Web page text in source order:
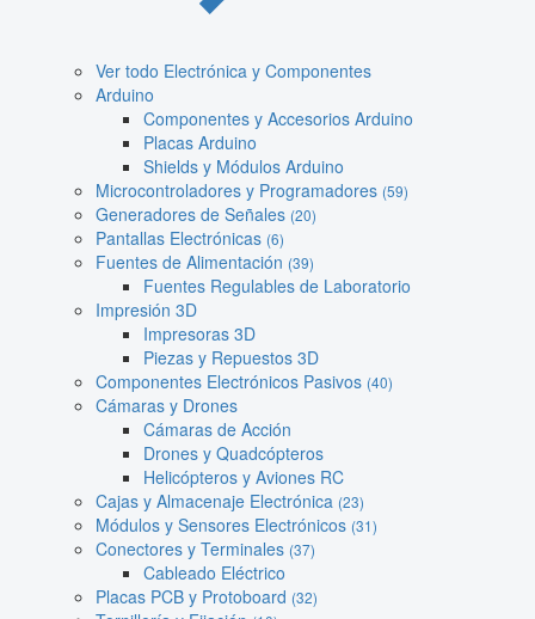
Ver todo Electrónica y Componentes
Arduino
Componentes y Accesorios Arduino
Placas Arduino
Shields y Módulos Arduino
Microcontroladores y Programadores (59)
Generadores de Señales (20)
Pantallas Electrónicas (6)
Fuentes de Alimentación (39)
Fuentes Regulables de Laboratorio
Impresión 3D
Impresoras 3D
Piezas y Repuestos 3D
Componentes Electrónicos Pasivos (40)
Cámaras y Drones
Cámaras de Acción
Drones y Quadcópteros
Helicópteros y Aviones RC
Cajas y Almacenaje Electrónica (23)
Módulos y Sensores Electrónicos (31)
Conectores y Terminales (37)
Cableado Eléctrico
Placas PCB y Protoboard (32)